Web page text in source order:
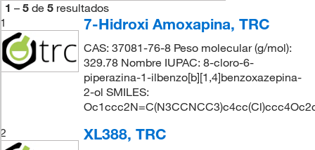
1 – 5 de 5 resultados
1
7-Hidroxi Amoxapina, TRC
CAS: 37081-76-8 Peso molecular (g/mol):
329.78 Nombre IUPAC: 8-cloro-6-
piperazina-1-ilbenzo[b][1,4]benzoxazepina-
2-ol SMILES:
2
XL388, TRC